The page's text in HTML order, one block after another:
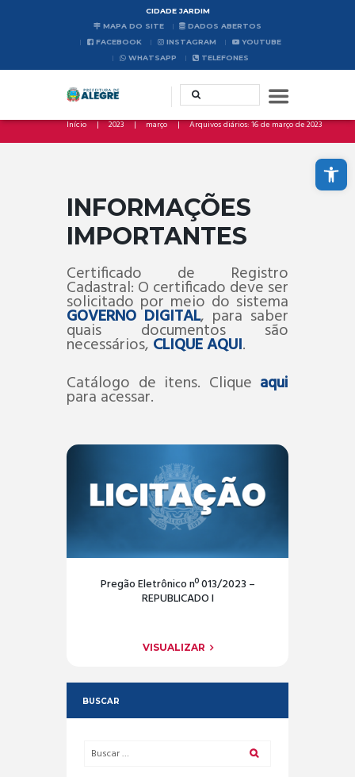
Abrir a barra de ferramentas
CIDADE JARDIM
MAPA DO SITE
DADOS ABERTOS
FACEBOOK
INSTAGRAM
YOUTUBE
WHATSAPP
TELEFONES
Início 2023 março Arquivos diários: 16 de março de 2023
INFORMAÇÕES
IMPORTANTES
Certificado de Registro
Cadastral: O certificado deve ser
solicitado por meio do sistema
GOVERNO DIGITAL, para saber
quais documentos são
necessários, CLIQUE AQUI.
Catálogo de itens. Clique aqui
para acessar.
Pregão Eletrônico nº 013/2023 –
REPUBLICADO I
VISUALIZAR
BUSCAR